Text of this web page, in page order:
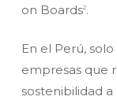
on Boards2.
En el Perú,
empresas que
sostenibilidad